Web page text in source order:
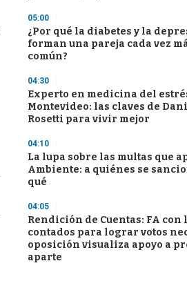
05:00
¿Por qué la diabetes y la
forman una pareja cada vez
común?
04:30
Experto en medicina del
Montevideo: las claves de
Rosetti para vivir mejor
04:10
La lupa sobre las multas que
Ambiente: a quiénes se
qué
04:05
Rendición de Cuentas: FA con
contados para lograr votos
oposición visualiza apoyo a
aparte